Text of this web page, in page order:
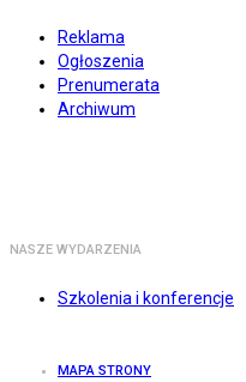
Reklama
Ogłoszenia
Prenumerata
Archiwum
NASZE WYDARZENIA
Szkolenia i konferencje
MAPA STRONY